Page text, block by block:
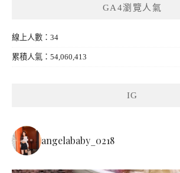
GA4瀏覽人氣
線上人數：34
累積人氣：54,060,413
IG
angelababy_0218